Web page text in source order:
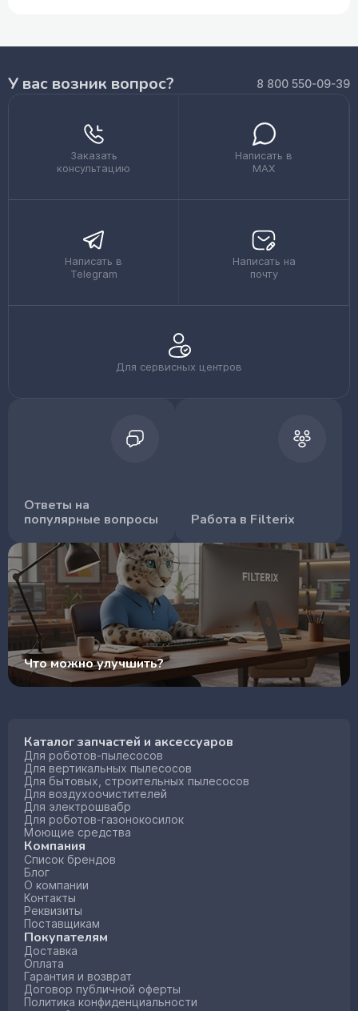
У вас возник вопрос? 8 800 550-09-39
Заказать
консультацию
Написать в
MAX
Написать в
Telegram
Написать на
почту
Для сервисных центров
Ответы на
популярные вопросы
Работа в Filterix
Что можно улучшить?
Каталог запчастей и аксессуаров
Для роботов-пылесосов
Для вертикальных пылесосов
Для бытовых, строительных пылесосов
Для воздухоочистителей
Для электрошвабр
Для роботов-газонокосилок
Моющие средства
Компания
Список брендов
Блог
О компании
Контакты
Реквизиты
Поставщикам
Покупателям
Доставка
Оплата
Гарантия и возврат
Договор публичной оферты
Политика конфиденциальности